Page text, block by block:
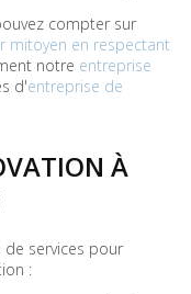
compter sur
mitoyen en respectant
notre entreprise
d'entreprise de
À
de services pour
: